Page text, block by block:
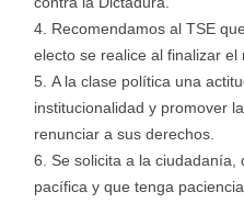
Recomendamos al TSE
electo se realice al finalizar el
A la clase política una
institucionalidad y promover
renunciar a sus derechos.
Se solicita a la ciudadanía,
pacífica y que tenga